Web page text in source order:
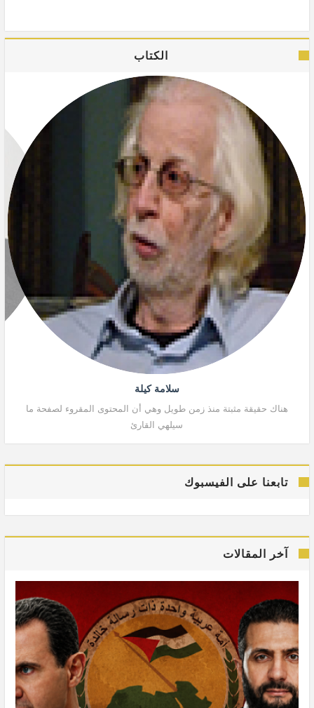
الكتاب
سلامة كيلة
هناك حقيقة مثبتة منذ زمن طويل وهي أن المحتوى المقروء لصفحة ما
سيلهي القارئ
تابعنا على الفيسبوك
آخر المقالات